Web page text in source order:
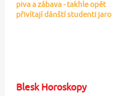
piva a zábava - takhle opět
přivítají dánští studenti jaro
Blesk Horoskopy